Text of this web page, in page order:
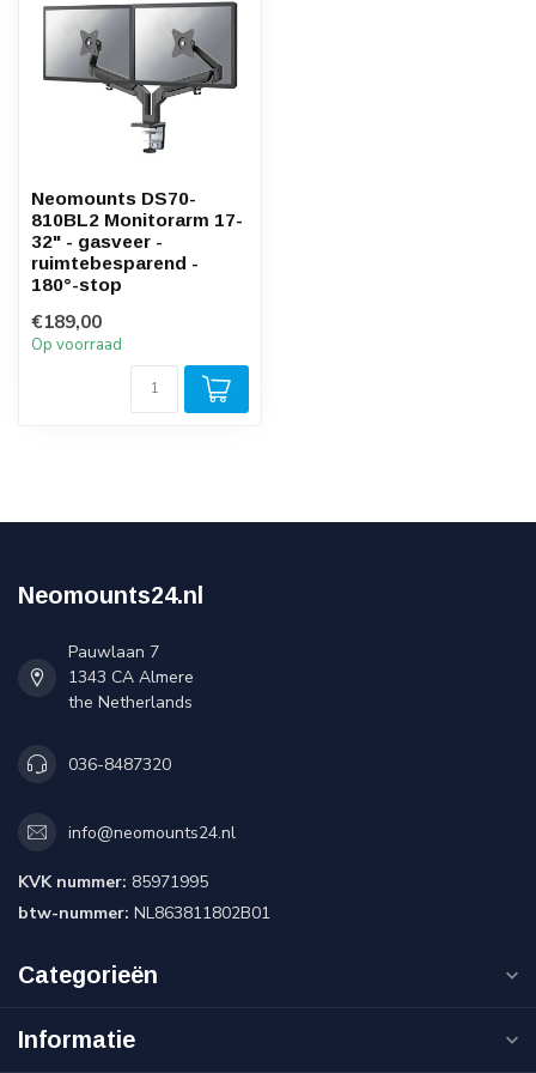
Neomounts DS70-
810BL2 Monitorarm 17-
32" - gasveer -
ruimtebesparend -
180°-stop
€189,00
Op voorraad
Neomounts24.nl
Pauwlaan 7
1343 CA Almere
the Netherlands
036-8487320
info@neomounts24.nl
KVK nummer: 85971995
btw-nummer: NL863811802B01
Categorieën
Informatie